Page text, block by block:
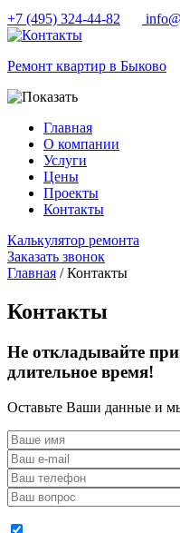
+7 (495) 324-44-82
Ремонт квартир в Быково
Главная
О компании
Услуги
Цены
Проекты
Контакты
Калькулятор ремонта
Заказать звонок
Главная / Контакты
Контакты
Не откладывайте
длительное время!
Оставьте Ваши данные и